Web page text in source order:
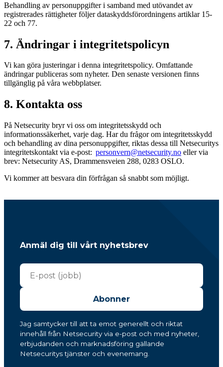
Behandling av personuppgifter i samband med utövandet av
registrerades rättigheter följer dataskyddsförordningens artiklar 15-
22 och 77.
7. Ändringar i integritetspolicyn
Vi kan göra justeringar i denna integritetspolicy. Omfattande
ändringar publiceras som nyheter. Den senaste versionen finns
tillgänglig på våra webbplatser.
8. Kontakta oss
På Netsecurity bryr vi oss om integritetsskydd och
informationssäkerhet, varje dag. Har du frågor om integritetsskydd
och behandling av dina personuppgifter, riktas dessa till Netsecuritys
integritetskontakt via e-post: personvern@netsecurity.no eller via
brev: Netsecurity AS, Drammensveien 288, 0283 OSLO.
Vi kommer att besvara din förfrågan så snabbt som möjligt.
Anmäl dig till vårt nyhetsbrev
Abonner
Jag samtycker till att ta emot generellt och riktat
innehåll från Netsecurity via e-post och med nyheter,
erbjudanden och marknadsföring gällande
Netsecuritys tjänster och evenemang.